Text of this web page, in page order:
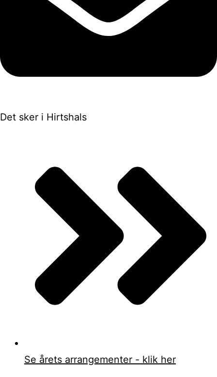
Det sker i Hirtshals
Se årets arrangementer - klik her